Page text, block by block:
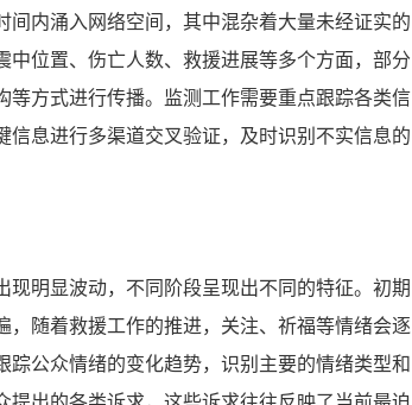
间内涌入网络空间，其中混杂着大量未经证实的
中位置、伤亡人数、救援进展等多个方面，部分
等方式进行传播。监测工作需要重点跟踪各类信
信息进行多渠道交叉验证，及时识别不实信息的
现明显波动，不同阶段呈现出不同的特征。初期
，随着救援工作的推进，关注、祈福等情绪会逐
踪公众情绪的变化趋势，识别主要的情绪类型和